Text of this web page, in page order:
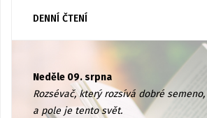
DENNÍ ČTENÍ
Neděle 09. srpna
Rozsévač, který rozsívá dobré
a pole je tento svět.